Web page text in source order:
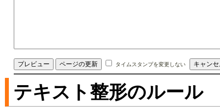
タイムスタンプを変更しない
テキスト整形のルール